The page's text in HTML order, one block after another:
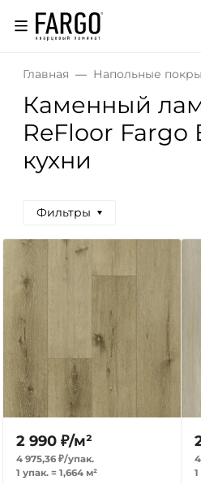
Главная Напольные
Каменный
ReFloor Fargo
кухни
Фильтры
2 990 ₽/м²
4 975,36 ₽/упак.
1 упак. = 1,664 м²